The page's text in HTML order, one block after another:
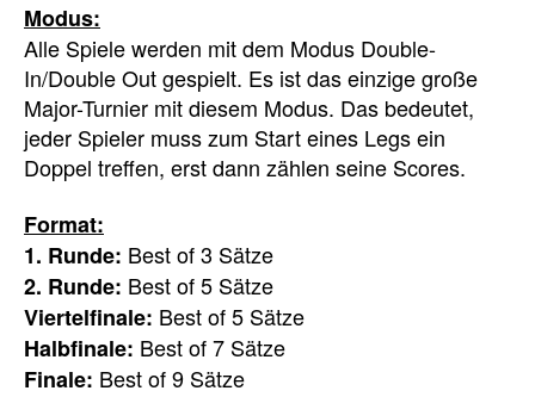
Modus:
Alle Spiele werden mit dem Modus Double-
In/Double Out gespielt. Es ist das einzige große
Major-Turnier mit diesem Modus. Das bedeutet,
jeder Spieler muss zum Start eines Legs ein
Doppel treffen, erst dann zählen seine Scores.
Format:
1. Runde: Best of 3 Sätze
2. Runde: Best of 5 Sätze
Viertelfinale: Best of 5 Sätze
Halbfinale: Best of 7 Sätze
Finale: Best of 9 Sätze